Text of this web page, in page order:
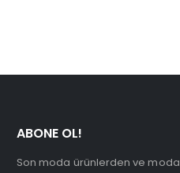
ABONE OL!
Son moda ürünlerden ve moda